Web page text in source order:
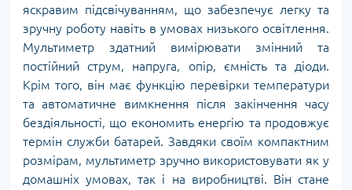
яскравим підсвічуванням, що забезпечує легку та
зручну роботу навіть в умовах низького освітлення.
Мультиметр здатний вимірювати змінний та
постійний струм, напруга, опір, ємність та діоди.
Крім того, він має функцію перевірки температури
та автоматичне вимкнення після закінчення часу
бездіяльності, що економить енергію та продовжує
термін служби батарей. Завдяки своїм компактним
розмірам, мультиметр зручно використовувати як у
домашніх умовах, так і на виробництві. Він стане